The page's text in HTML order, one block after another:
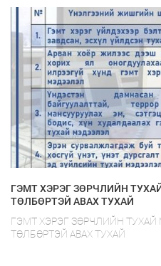
ГЭМТ ХЭРЭГ ЗӨРЧЛИЙН
ТӨЛБӨРТЭЙ АВАХ ТУХАЙ
ГЭМТ ХЭРЭГ ЗӨРЧЛИЙН
ТӨЛБӨРТЭЙ АВАХ ТУХАЙ